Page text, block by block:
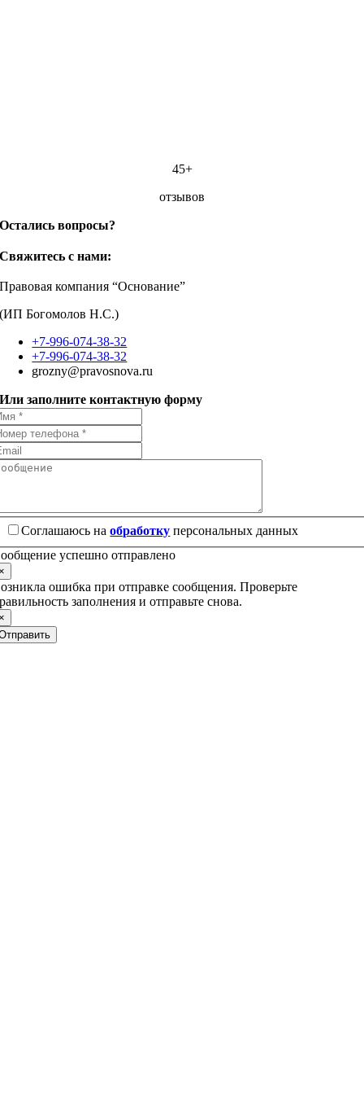
45+
отзывов
Остались вопросы?
Свяжитесь с нами:
Правовая компания “Основание”
(ИП Богомолов Н.С.)
+7-996-074-38-32
+7-996-074-38-32
grozny@pravosnova.ru
Или заполните контактную форму
Соглашаюсь наобработку персональных данных
успешно отправлено
ошибка при отправке сообщения. Проверьте
заполнения и отправьте снова.